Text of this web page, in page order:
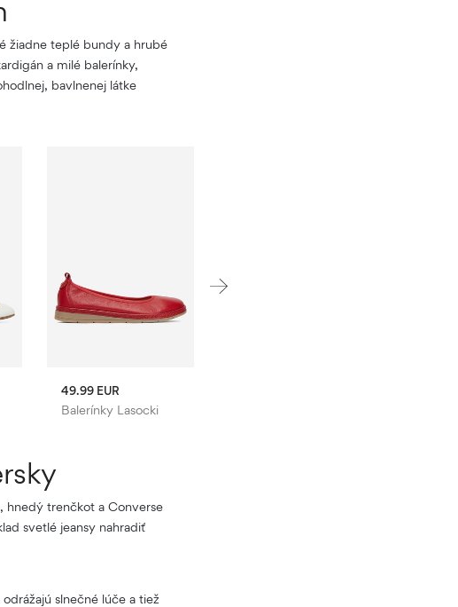
žiadne teplé bundy a hrubé
a milé balerínky,
bavlnenej látke
Balerínky Lasocki
49.99 EUR
hnedý trenčkot a Converse
svetlé jeansy nahradiť
slnečné lúče a tiež